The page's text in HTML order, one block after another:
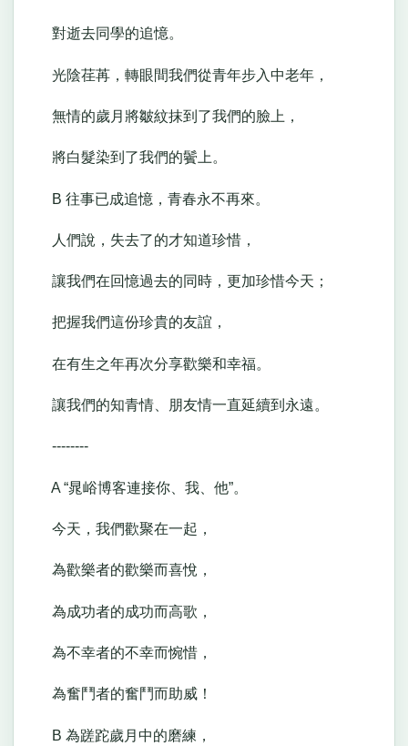
對逝去同學的追憶。
光陰荏苒，轉眼間我們從青年步入中老年，
無情的歲月將皺紋抹到了我們的臉上，
將白髮染到了我們的鬢上。
B 往事已成追憶，青春永不再來。
人們說，失去了的才知道珍惜，
讓我們在回憶過去的同時，更加珍惜今天；
把握我們這份珍貴的友誼，
在有生之年再次分享歡樂和幸福。
讓我們的知青情、朋友情一直延續到永遠。
--------
A “晁峪博客連接你、我、他”。
今天，我們歡聚在一起，
為歡樂者的歡樂而喜悅，
為成功者的成功而高歌，
為不幸者的不幸而惋惜，
為奮鬥者的奮鬥而助威！
B 為蹉跎歲月中的磨練，